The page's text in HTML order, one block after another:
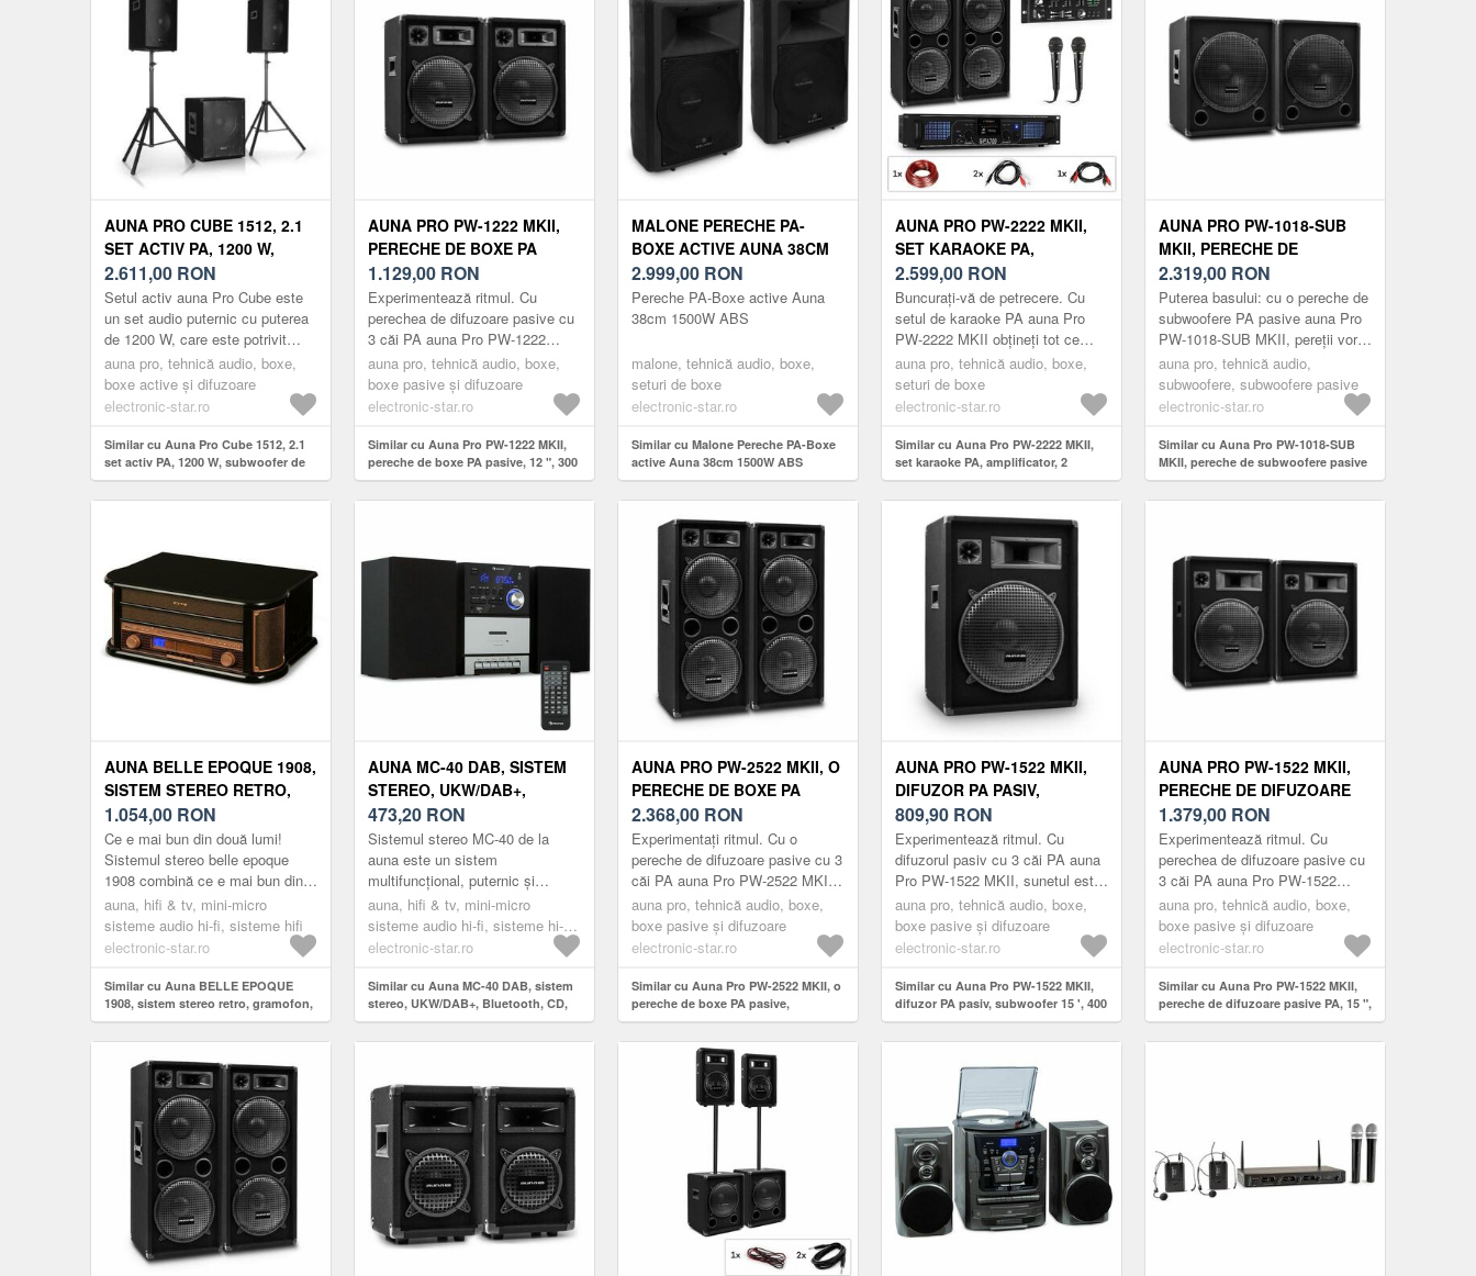
AUNA PRO CUBE 1512, 2.1
SET ACTIV PA, 1200 W,
SUBWOOFER DE 15 ",
DIFUZOR 2 X 12"
2.611,00 RON
Setul activ auna Pro Cube este
un set audio puternic cu puterea
de 1200 W, care este potrivit
pentru petrecere și o prezentare
profesională sau un ...
auna pro, tehnică audio, boxe,
boxe active și difuzoare
electronic-star.ro
Similar cu Auna Pro Cube 1512, 2.1
set activ PA, 1200 W, subwoofer de
15 ", difuzor 2 x 12"
AUNA PRO PW-1222 MKII,
PERECHE DE BOXE PA
PASIVE, 12 ", 300 W RMS /
800 W MAX
1.129,00 RON
Experimentează ritmul. Cu
perechea de difuzoare pasive cu
3 căi PA auna Pro PW-1222
MKII, sunetul este de partea
ta.Ambele difuzoare PA fullrange
a...
auna pro, tehnică audio, boxe,
boxe pasive și difuzoare
electronic-star.ro
Similar cu Auna Pro PW-1222 MKII,
pereche de boxe PA pasive, 12 ", 300
W RMS / 800 W max
MALONE PERECHE PA-
BOXE ACTIVE AUNA 38CM
1500W ABS
2.999,00 RON
Pereche PA-Boxe active Auna
38cm 1500W ABS
malone, tehnică audio, boxe,
seturi de boxe
electronic-star.ro
Similar cu Malone Pereche PA-Boxe
active Auna 38cm 1500W ABS
AUNA PRO PW-2222 MKII,
SET KARAOKE PA,
AMPLIFICATOR, 2
DIFUZOARE PA PASIVE,
MIXER, 2 MICROFOANE
2.599,00 RON
Buncurați-vă de petrecere. Cu
setul de karaoke PA auna Pro
PW-2222 MKII obțineți tot ce
aveți nevoie pentru următoarea
petrecere. Setul include nu ...
auna pro, tehnică audio, boxe,
seturi de boxe
electronic-star.ro
Similar cu Auna Pro PW-2222 MKII,
set karaoke PA, amplificator, 2
difuzoare PA pasive, mixer, 2
microfoane
AUNA PRO PW-1018-SUB
MKII, PERECHE DE
SUBWOOFERE PASIVE PA,
45, 7 CM (18 ")
SUBWOOFER, 600 W
2.319,00 RON
Puterea basului: cu o pereche de
subwoofere PA pasive auna Pro
PW-1018-SUB MKII, pereții vor
tremura la petreceri și
evenimente.Subwooferele PA
aun...
auna pro, tehnică audio,
subwoofere, subwoofere pasive
electronic-star.ro
Similar cu Auna Pro PW-1018-SUB
MKII, pereche de subwoofere pasive
PA, 45, 7 cm (18 ") subwoofer, 600 W
AUNA BELLE EPOQUE 1908,
SISTEM STEREO RETRO,
GRAMOFON, RADIO, USB,
CD, MP3, MICROSISTEM
1.054,00 RON
Ce e mai bun din două lumi!
Sistemul stereo belle epoque
1908 combină ce e mai bun din
trecut cu tehnologia
viitorului.Lăngă funcțiile clasice
de r...
auna, hifi & tv, mini-micro
sisteme audio hi-fi, sisteme hifi
electronic-star.ro
Similar cu Auna BELLE EPOQUE
1908, sistem stereo retro, gramofon,
radio, usb, cd, mp3, microsistem
AUNA MC-40 DAB, SISTEM
STEREO, UKW/DAB+,
BLUETOOTH, CD, CASETĂ,
USB, TELECOMANDĂ
473,20 RON
Sistemul stereo MC-40 de la
auna este un sistem
multifuncțional, puternic și
elegant, care, în ciuda
dimensiunilor sale compacte, va
îmbogăți orice...
auna, hifi & tv, mini-micro
sisteme audio hi-fi, sisteme hi-fi
cu cd player și mp3 usb
electronic-star.ro
Similar cu Auna MC-40 DAB, sistem
stereo, UKW/DAB+, Bluetooth, CD,
casetă, USB, telecomandă
AUNA PRO PW-2522 MKII, O
PERECHE DE BOXE PA
PASIVE, SUBWOOFER DE
15", 750 W RMS
2.368,00 RON
Experimentați ritmul. Cu o
pereche de difuzoare pasive cu 3
căi PA auna Pro PW-2522 MKII,
sunetul este pe partea ta.Ambele
difuzoare fullrange PA a...
auna pro, tehnică audio, boxe,
boxe pasive și difuzoare
electronic-star.ro
Similar cu Auna Pro PW-2522 MKII, o
pereche de boxe PA pasive,
subwoofer de 15", 750 W RMS
AUNA PRO PW-1522 MKII,
DIFUZOR PA PASIV,
SUBWOOFER 15 ', 400 W
RMS / 800 W MAX.
809,90 RON
Experimentează ritmul. Cu
difuzorul pasiv cu 3 căi PA auna
Pro PW-1522 MKII, sunetul este
de partea ta.Difuzorul PA de
mare tonalitate auna Pro PW-...
auna pro, tehnică audio, boxe,
boxe pasive și difuzoare
electronic-star.ro
Similar cu Auna Pro PW-1522 MKII,
difuzor PA pasiv, subwoofer 15 ', 400
W RMS / 800 W max.
AUNA PRO PW-1522 MKII,
PERECHE DE DIFUZOARE
PASIVE PA, 15 ", 400 W RMS
/ 800 W MAX.
1.379,00 RON
Experimentează ritmul. Cu
perechea de difuzoare pasive cu
3 căi PA auna Pro PW-1522
MKII, sunetul este de partea
ta.Ambele difuzoare PA fullrange
a...
auna pro, tehnică audio, boxe,
boxe pasive și difuzoare
electronic-star.ro
Similar cu Auna Pro PW-1522 MKII,
pereche de difuzoare pasive PA, 15 ",
400 W RMS / 800 W max.